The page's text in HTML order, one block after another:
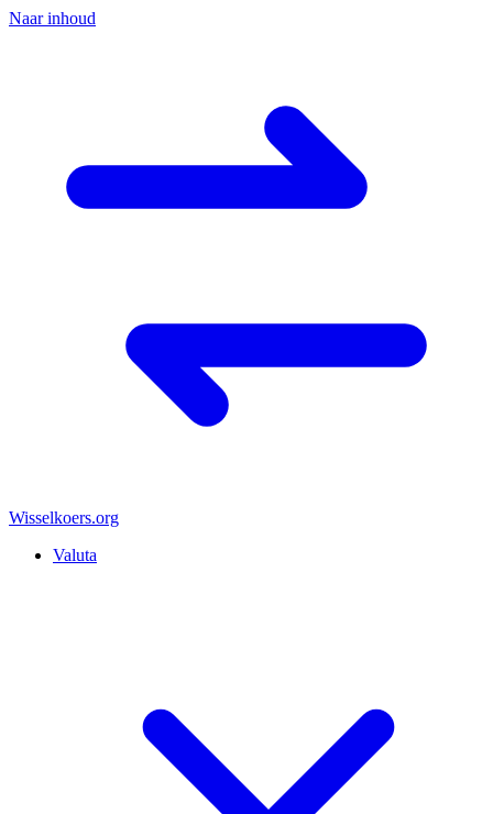
Naar inhoud
Wisselkoers.org
Valuta